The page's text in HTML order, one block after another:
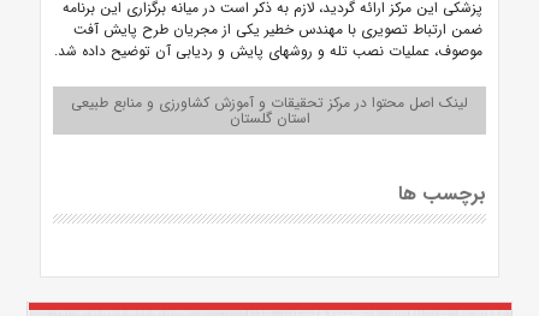
پزشکی این مرکز ارائه گردید، لازم به ذکر است در میانه برگزاری این برنامه
ضمن ارتباط تصویری با مهندس خطیر یکی از مجریان طرح پایش آفت
موصوف، عملیات نصب تله و روشهای پایش و ردیابی آن توضیح داده شد.
لینک اصل محتوا در مرکز تحقیقات و آموزش کشاورزی و منابع طبیعی
استان گلستان
برچسب ها